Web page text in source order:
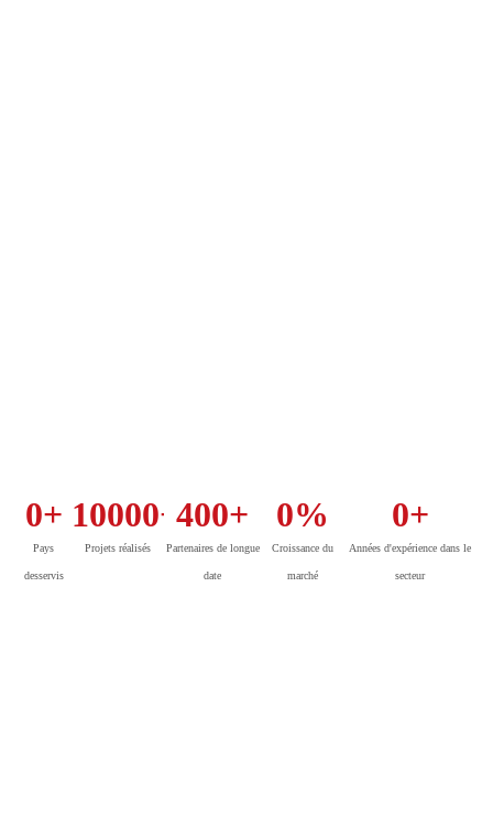
Pays
desservis
0+
Projets réalisés
10000+
Partenaires de longue
date
400+
Croissance du
marché
0%
Années d'expérience dans le
secteur
0+